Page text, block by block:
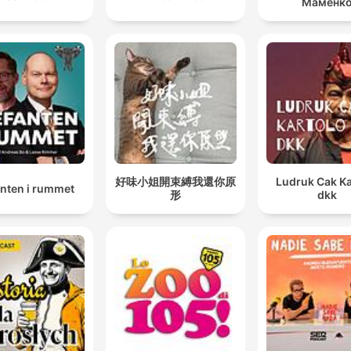
i rummet
好味小姐開束縛我還你原
形
Ludruk Cak
dkk